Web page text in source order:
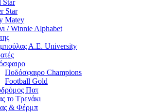
Star
Star
Matey
/ Winnie Alphabet
Α.Ε. University
Ποδόσφαιρο Champions
Football Gold
Πατ
το Τρενάκι
& Φέρμπ